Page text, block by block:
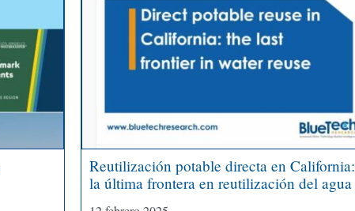
Reutilización potable directa en California:
la última frontera en reutilización del agua